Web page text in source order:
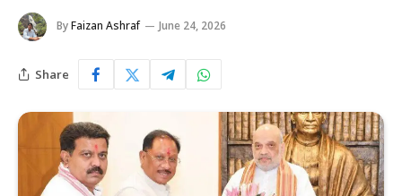
ByFaizan Ashraf June 24, 2026
Share